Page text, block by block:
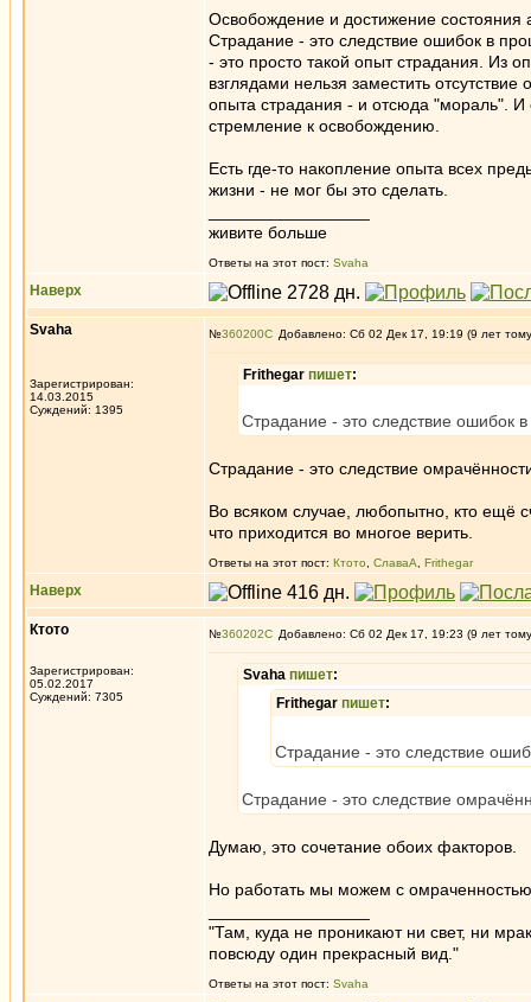
Освобождение и достижение состояния
Страдание - это следствие ошибок в
- это просто такой опыт страдания. Из
взглядами нельзя заместить
опыта страдания - и отсюда "мораль".
стремление к освобождению.
Есть где-то накопление опыта всех
жизни - не мог бы это сделать.
живите больше
Ответы на этот пост: Svaha
Наверх
Svaha
Зарегистрирован:
14.03.2015
Суждений: 1395
№360200 Добавлено: Сб 02 Дек 17, 19:19 (9 лет
Frithegar пишет:
Страдание - это следствие ошибок
Страдание - это следствие
Во всяком случае, любопытно, кто ещё
что приходится во многое верить.
Ответы на этот пост: Ктото СлаваА Frithegar
Наверх
Ктото
Зарегистрирован:
05.02.2017
Суждений: 7305
№360202 Добавлено: Сб 02 Дек 17, 19:23 (9 лет
Svaha пишет:
Frithegar пишет:
Страдание - это следствие
Страдание - это следствие
Думаю, это сочетание обоих факторов.
Но работать мы можем с
"Там, куда не проникают ни свет, ни
повсюду один прекрасный вид."
Ответы на этот пост: Svaha